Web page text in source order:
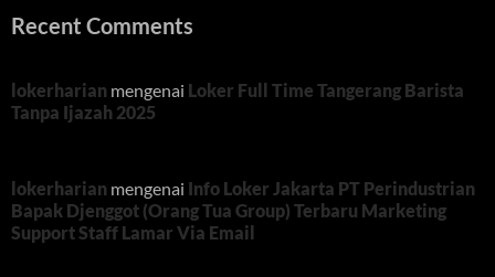
Recent Comments
lokerharian mengenai Loker Full Time Tangerang Barista
Tanpa Ijazah 2025
lokerharian mengenai Info Loker Jakarta PT Perindustrian
Bapak Djenggot (Orang Tua Group) Terbaru Marketing
Support Staff Lamar Via Email